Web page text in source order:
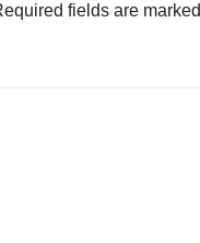
fields are marked